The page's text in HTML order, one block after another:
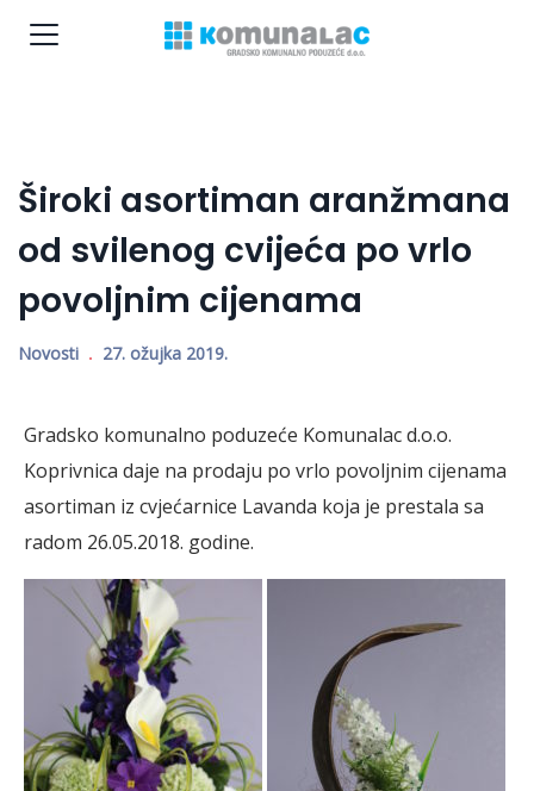
Široki asortiman aranžmana
od svilenog cvijeća po vrlo
povoljnim cijenama
Novosti 27. ožujka 2019.
Gradsko komunalno poduzeće Komunalac d.o.o.
Koprivnica daje na prodaju po vrlo povoljnim cijenama
asortiman iz cvjećarnice Lavanda koja je prestala sa
radom 26.05.2018. godine.